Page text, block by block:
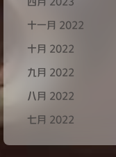
十一月 2022
十月 2022
九月 2022
八月 2022
七月 2022